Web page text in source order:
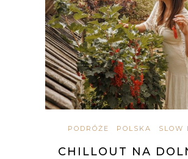
PODRÓŻE POLSKA SLOW
CHILLOUT NA